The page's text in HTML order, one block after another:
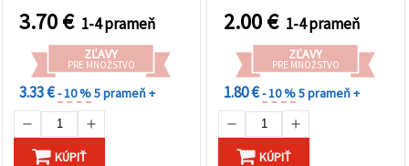
náhrdelníky
3.70€ 1-4 prameň
ZĽAVY
PRE MNOŽSTVO
3.33 €- 10 %5 prameň +
KÚPIŤ
korálky na výrobu
šperkov, náramkov a
náhrdelníkov
2.00€ 1-4 prameň
ZĽAVY
PRE MNOŽSTVO
1.80 €- 10 %5 prameň +
KÚPIŤ